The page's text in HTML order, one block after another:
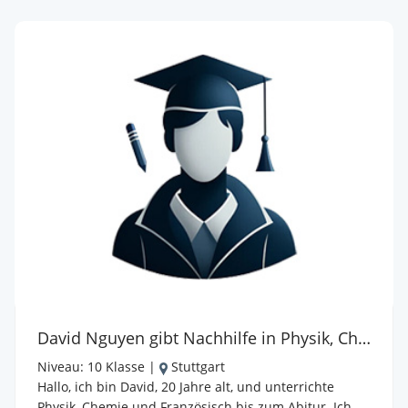
spannend und motivierend werden.
David Nguyen gibt Nachhilfe in Physik, Chemie, Französisch
Niveau: 10 Klasse |
Stuttgart
Hallo, ich bin David, 20 Jahre alt, und unterrichte